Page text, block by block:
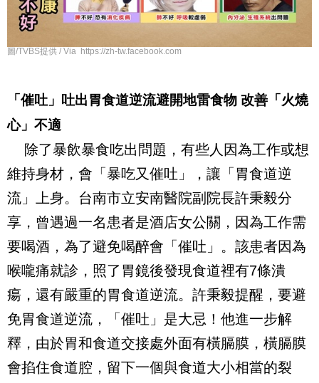
圖/TVBS提供 / Via https://zh-tw.facebook.com
「催吐」吐出胃食道逆流避開地雷食物 改善「火燒
心」不適
除了暴飲暴食吃出問題，有些人因為工作或想
維持身材，會「暴吃又催吐」，讓「胃食道逆
流」上身。台南市立安南醫院副院長許秉毅分
享，曾遇過一名患者是酒店女公關，因為工作需
要喝酒，為了避免喝醉會「催吐」。該患者因為
喉嚨痛就診，照了胃鏡後發現食道裡有7條潰
瘍，還有嚴重的胃食道逆流。許秉毅提醒， 要避
免胃食道逆流，「催吐」是大忌！他進一步解
釋，由於胃和食道交接處外面有橫膈膜，橫膈膜
會掐住食道腔，留下一個與食道大小相當的裂